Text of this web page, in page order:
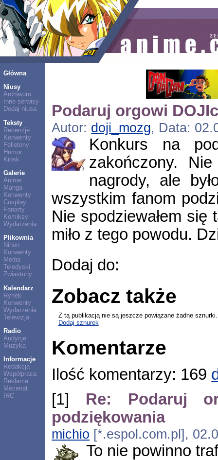
Główna
Niusy
Archiwum
Inne serwisy
Dodaj niusa
Teksty
Recenzje
Konwenty
Felietony
Humor
Kiosk
Galerie
Anime
Manga
Konwenty
Cosplay
Fanarty
Komiksy
Wydarzenia
Plikownia
Nihon
Konwenty
Media
Teledyski
Zwiastuny
Kalendarz
Rynek
Konwenty
Wydarzenia
Telewizja
Radio
Audycje
Muzyka
Informacje
Redakcja
Współpraca
Reklama
Mecenat
IRC
Podaruj orgowi
Autor: doji_mozg, Data:
Konkurs na
zakończony.
nagrody, ale
wszystkim fanom
Nie spodziewałem
miło z tego powodu.
Dodaj do:
Zobacz także
Z tą publikacją nie są jeszcze powiązane żadne sznurki.
Dodaj sznurek
Komentarze
Ilość komentarzy: 169
[1] Re: Podaruj
podziękowania
michio [*.espol.com.pl],
To nie powinno